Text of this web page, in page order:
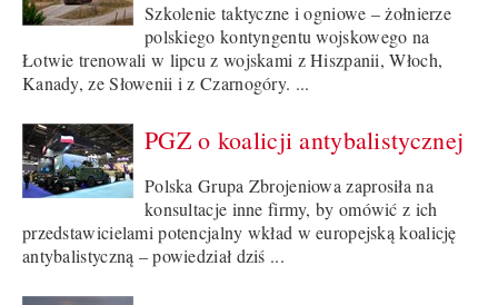
Szkolenie taktyczne i ogniowe – żołnierze
polskiego kontyngentu wojskowego na
Łotwie trenowali w lipcu z wojskami z Hiszpanii, Włoch,
Kanady, ze Słowenii i z Czarnogóry. ...
PGZ o koalicji antybalistycznej
Polska Grupa Zbrojeniowa zaprosiła na
konsultacje inne firmy, by omówić z ich
przedstawicielami potencjalny wkład w europejską koalicję
antybalistyczną – powiedział dziś ...